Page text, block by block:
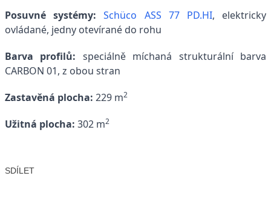
Posuvné systémy:Schüco ASS 77 PD.HI, elektricky
ovládané, jedny otevírané do rohu
Barva profilů: speciálně míchaná strukturální barva
CARBON 01, z obou stran
Zastavěná plocha: 229 m2
Užitná plocha: 302 m2
SDÍLET